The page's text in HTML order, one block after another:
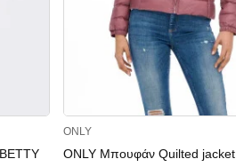
ONLY
ONLY Μπουφάν Quilted jacket